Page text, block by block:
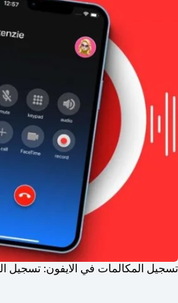
تسجيل المكالمات في الايفون: تسجيل